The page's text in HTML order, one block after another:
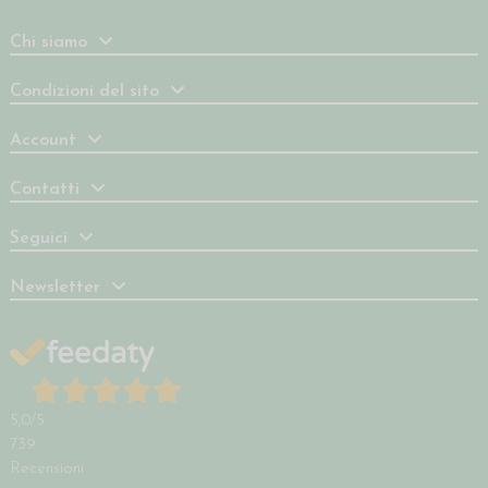
Chi siamo
Condizioni del sito
Account
Contatti
Seguici
Newsletter
5,0 /5
739
Recensioni